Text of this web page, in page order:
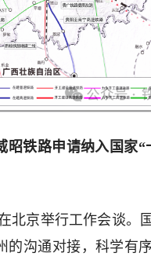
昭铁路申请纳入国家“
北京举行工作会谈。
沟通对接，科学有